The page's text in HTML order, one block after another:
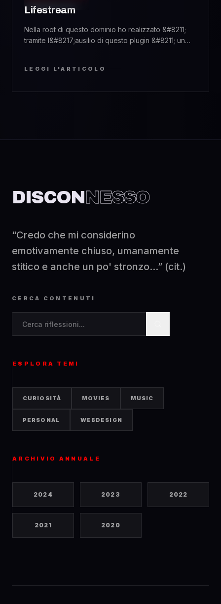
Lifestream
Nella root di questo dominio ho realizzato &#8211;
tramite l&#8217;ausilio di questo plugin &#8211; un
Oltre a visualizzare le informazioni provenienti dai
anche i feed di Flickr che poi vengono [&hellip;]
LEGGI L'ARTICOLO
DISCONNESSO
“Credo che mi considerino
emotivamente chiuso, umanamente
stitico e anche un po' stronzo...” (cit.)
CERCA CONTENUTI
ESPLORA TEMI
CURIOSITÀ MOVIES MUSIC
PERSONAL WEBDESIGN
ARCHIVIO ANNUALE
2024 2023 2022
2021 2020